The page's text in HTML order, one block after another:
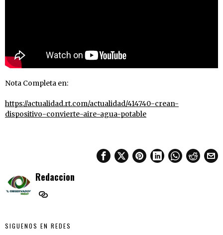
Nota Completa en:
https://actualidad.rt.com/actualidad/414740-crean-
dispositivo-convierte-aire-agua-potable
Redaccion
SIGUENOS EN REDES